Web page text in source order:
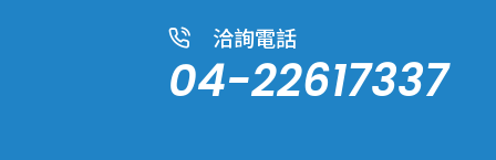
洽詢電話
04-22617337